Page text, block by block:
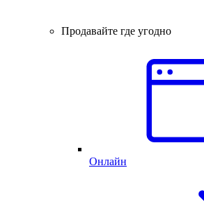
Продавайте где угодно
Онлайн